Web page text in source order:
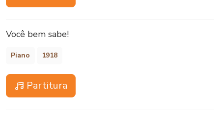
Você bem sabe!
Piano 1918
Partitura